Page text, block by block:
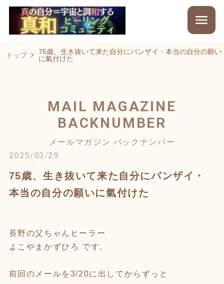
トップ
75歳、生き抜いて来た自分にバンザイ・本当の自分の願い
に氣付けた
MAIL MAGAZINE
BACKNUMBER
メールマガジン バックナンバー
2025/03/29
75歳、生き抜いて来た自分にバンザイ・
本当の自分の願いに氣付けた
長野の父ちゃんヒーラー
よこやまかずひろ です。
前回のメールを3/20に出してからずっと